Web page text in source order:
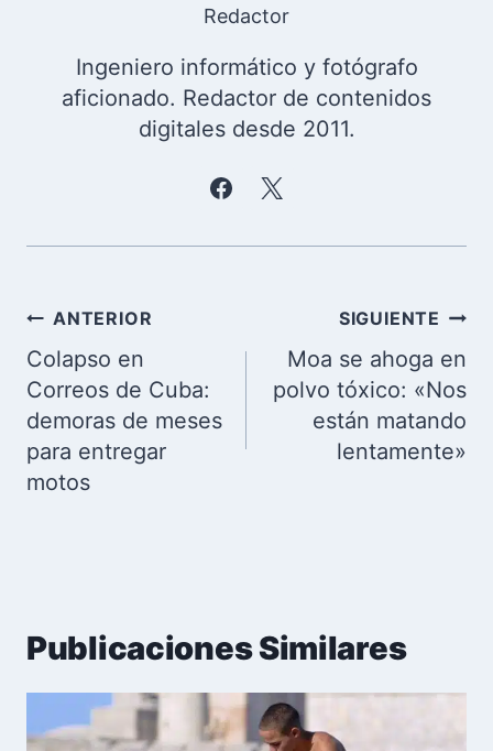
Redactor
Ingeniero informático y fotógrafo
aficionado. Redactor de contenidos
digitales desde 2011.
Navegación
de
entradas
ANTERIOR
Colapso en
Correos de Cuba:
demoras de meses
para entregar
motos
SIGUIENTE
Moa se ahoga en
polvo tóxico: «Nos
están matando
lentamente»
Publicaciones Similares